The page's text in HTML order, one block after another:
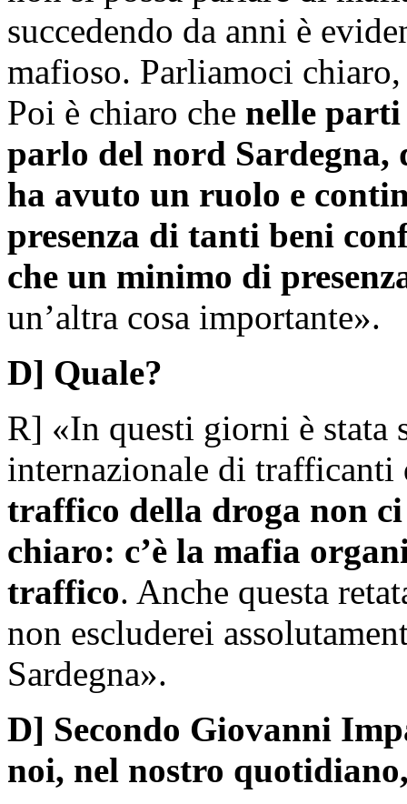
succedendo da anni è
mafioso. Parliamoci
Poi è chiaro che nelle parti
parlo del nord Sardegna,
ha avuto un ruolo e
presenza di tanti beni
che un minimo di
un’altra cosa importante».
D] Quale?
R] «In questi giorni è stata
internazionale di trafficanti
traffico della droga non
chiaro: c’è la mafia
traffico. Anche questa
non escluderei
Sardegna».
D] Secondo Giovanni
noi, nel nostro